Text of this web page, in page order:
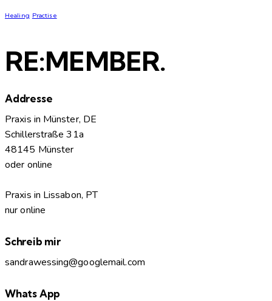
Healing Practise
RE:MEMBER.
Addresse
Praxis in Münster, DE
Schillerstraße 31a
48145 Münster
oder online
Praxis in Lissabon, PT
nur online
Schreib mir
sandrawessing@googlemail.com
Whats App